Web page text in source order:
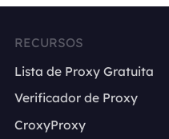
RECURSOS
Lista de Proxy Gratuita
Verificador de Proxy
CroxyProxy